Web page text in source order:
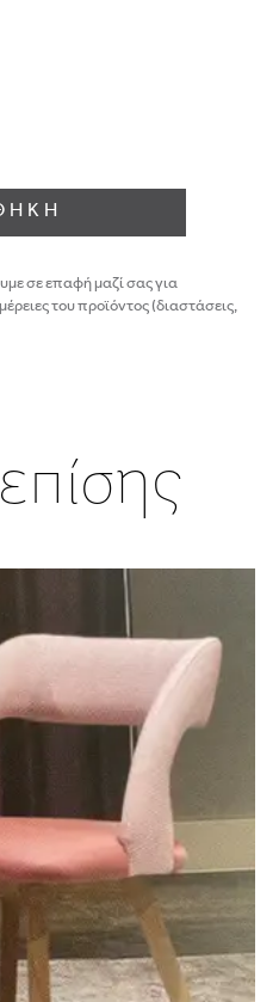
σε επαφή μαζί σας για
του προϊόντος (διαστάσεις,